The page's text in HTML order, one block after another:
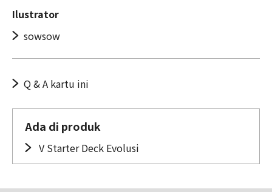
Ilustrator
sowsow
Q & A kartu ini
Ada di produk
V Starter Deck Evolusi